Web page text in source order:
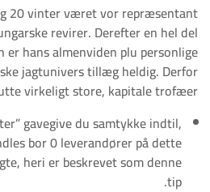
20 vinter været vor repræsentant
revirer. Derefter en hel del
er hans almenviden plu personlige
jagtunivers tillæg heldig. Derfor
virkeligt store, kapitale trofæer.
gavegive du samtykke indtil,
bor 0 leverandører på dette
heri er beskrevet som denne
tip.